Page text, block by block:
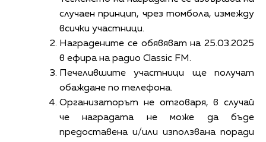
случаен принцип, чрез томбола, измежду
всички участници.
Наградените се обявяват на 25.03.2025
в ефира на радио Classic FM.
Печелившите участници ще получат
обаждане по телефона.
Организаторът не отговаря, в случай
че наградата не може да бъде
предоставена и/или използвана поради